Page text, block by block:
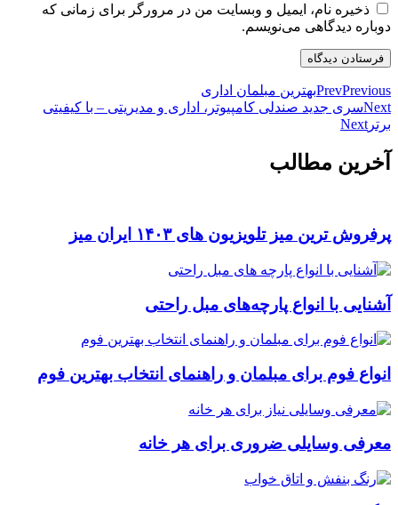
ذخیره نام، ایمیل و وبسایت من در مرورگر برای زمانی که
دوباره دیدگاهی می‌نویسم.
PrevPrevious
بهترین مبلمان اداری
Nextسری جدید صندلی کامپیوتر، اداری و مدیریتی – با کیفیتی
برتر Next
آخرین مطالب
پرفروش ترین میز تلویزیون های ۱۴۰۳ ایران میز
آشنایی با انواع پارچه‌های مبل راحتی
انواع فوم برای مبلمان و راهنمای انتخاب بهترین فوم
معرفی وسایلی ضروری برای هر خانه